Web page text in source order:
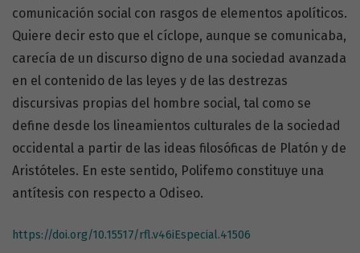
comunicación social con rasgos de elementos apolíticos.
Quiere decir esto que el cíclope, aunque se comunicaba,
carecía de un discurso digno de una sociedad avanzada
en el contenido de las leyes y de las destrezas
discursivas propias del hombre social, tal como se
define desde los lineamientos culturales de la sociedad
occidental a partir de las ideas filosóficas de Platón y de
Aristóteles. En este sentido, Polifemo constituye una
antítesis con respecto a Odiseo.
https://doi.org/10.15517/rfl.v46iEspecial.41506